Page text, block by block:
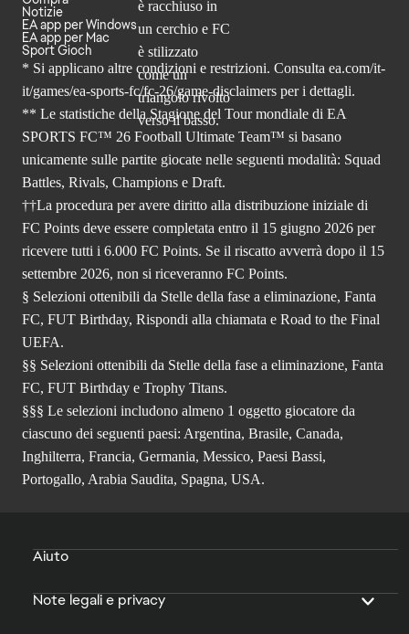
Notizie
EA app per Windows
EA app per Mac
Sport Gioch
* Si applicano altre condizioni e restrizioni. Consulta ea.com/it-
it/games/ea-sports-fc/fc-26/game-disclaimers per i dettagli.
** Le statistiche della Stagione del Tour mondiale di EA
SPORTS FC™ 26 Football Ultimate Team™ si basano
unicamente sulle partite giocate nelle seguenti modalità: Squad
Battles, Rivals, Champions e Draft.
††La procedura per avere diritto alla distribuzione iniziale di
FC Points deve essere completata entro il 15 giugno 2026 per
ricevere tutti i 6.000 FC Points. Se il riscatto avverrà dopo il 15
settembre 2026, non si riceveranno FC Points.
§ Selezioni ottenibili da Stelle della fase a eliminazione, Fanta
FC, FUT Birthday, Rispondi alla chiamata e Road to the Final
UEFA.
§§ Selezioni ottenibili da Stelle della fase a eliminazione, Fanta
FC, FUT Birthday e Trophy Titans.
§§§ Le selezioni includono almeno 1 oggetto giocatore da
ciascuno dei seguenti paesi: Argentina, Brasile, Canada,
Inghilterra, Francia, Germania, Messico, Paesi Bassi,
Portogallo, Arabia Saudita, Spagna, USA.
Aiuto
Note legali e privacy